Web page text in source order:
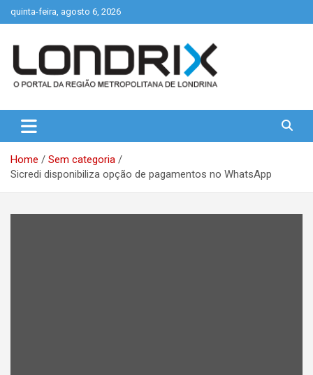
to
quinta-feira, agosto 6, 2026
Londrix
Home
Sem categoria
Sicredi disponibiliza opção de pagamentos no WhatsApp